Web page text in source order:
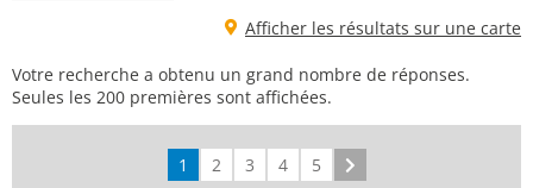
Afficher les résultats sur une carte
Votre recherche a obtenu un grand nombre de réponses.
Seules les 200 premières sont affichées.
1 2 3 4 5